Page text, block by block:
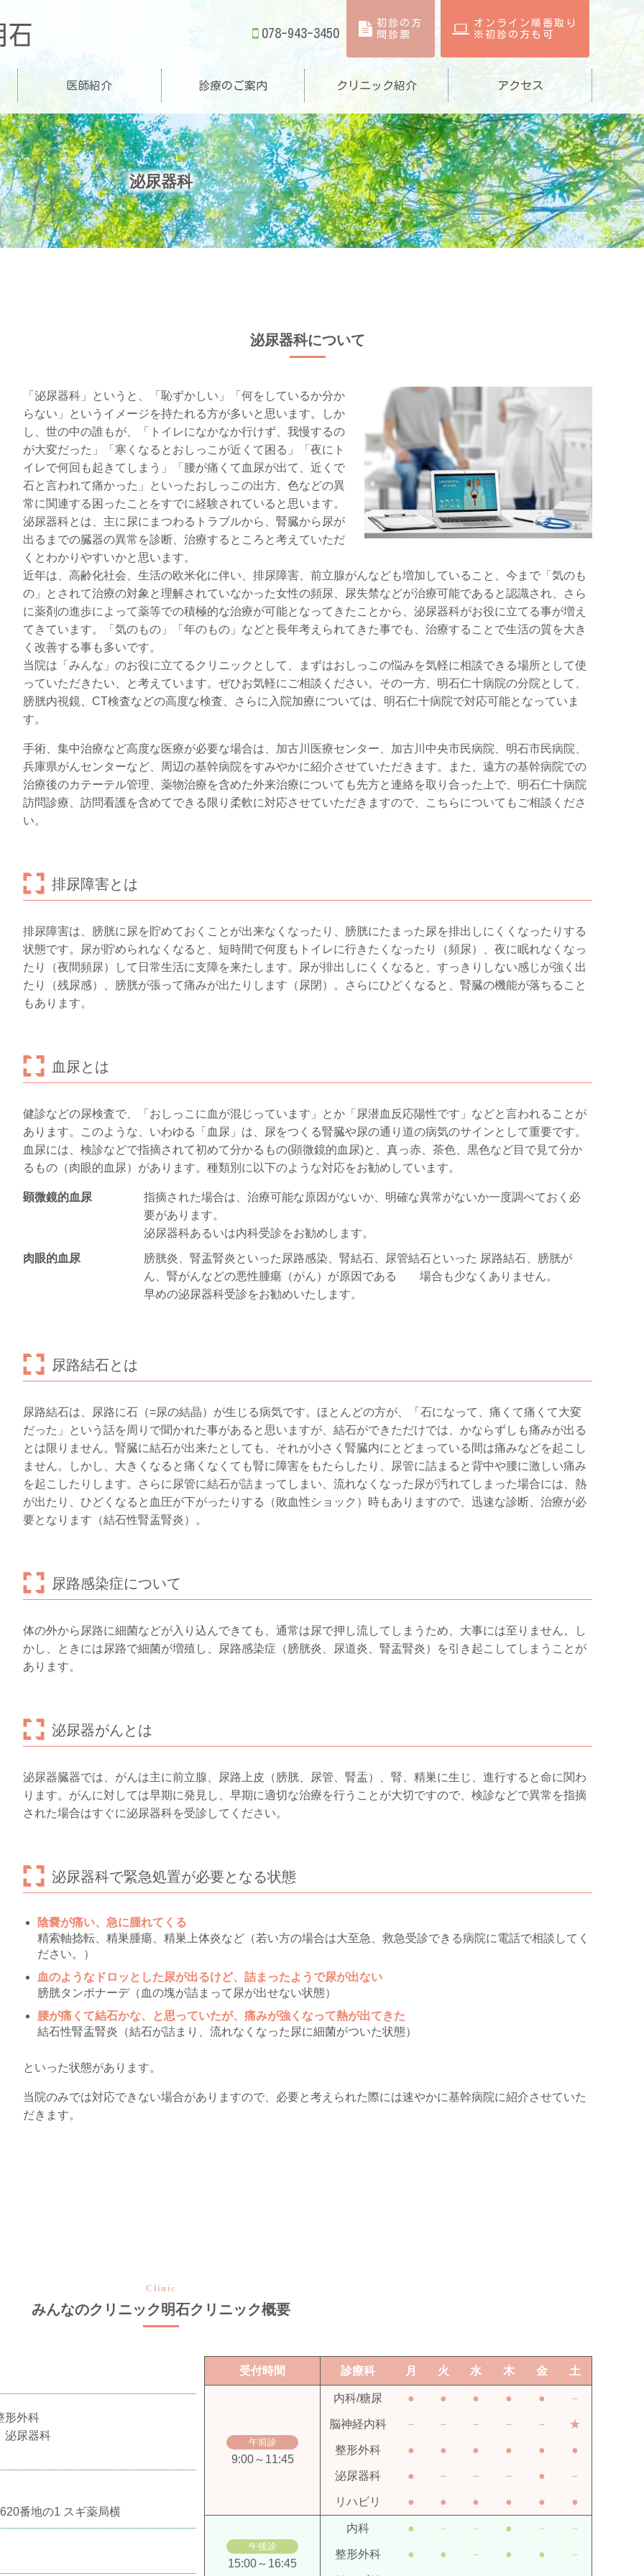
078-943-3450
初診の方
問診票
オンライン順番取り
※初診の方も可
医師紹介 診療のご案内 クリニック紹介 アクセス
泌尿器科
泌尿器科について
「泌尿器科」というと、「恥ずかしい」「何をしているか分か
らない」というイメージを持たれる方が多いと思います。しか
し、世の中の誰もが、「トイレになかなか行けず、我慢するの
が大変だった」「寒くなるとおしっこが近くて困る」「夜にト
イレで何回も起きてしまう」「腰が痛くて血尿が出て、近くで
石と言われて痛かった」といったおしっこの出方、色などの異
常に関連する困ったことをすでに経験されていると思います。
泌尿器科とは、主に尿にまつわるトラブルから、腎臓から尿が
出るまでの臓器の異常を診断、治療するところと考えていただ
くとわかりやすいかと思います。
近年は、高齢化社会、生活の欧米化に伴い、排尿障害、前立腺がんなども増加していること、今まで「気のも
の」とされて治療の対象と理解されていなかった女性の頻尿、尿失禁などが治療可能であると認識され、さら
に薬剤の進歩によって薬等での積極的な治療が可能となってきたことから、泌尿器科がお役に立てる事が増え
てきています。「気のもの」「年のもの」などと長年考えられてきた事でも、治療することで生活の質を大き
く改善する事も多いです。
当院は「みんな」のお役に立てるクリニックとして、まずはおしっこの悩みを気軽に相談できる場所として使
っていただきたい、と考えています。ぜひお気軽にご相談ください。その一方、明石仁十病院の分院として、
膀胱内視鏡、CT検査などの高度な検査、さらに入院加療については、明石仁十病院で対応可能となっていま
す。
手術、集中治療など高度な医療が必要な場合は、加古川医療センター、加古川中央市民病院、明石市民病院、
兵庫県がんセンターなど、周辺の基幹病院をすみやかに紹介させていただきます。また、遠方の基幹病院での
治療後のカテーテル管理、薬物治療を含めた外来治療についても先方と連絡を取り合った上で、明石仁十病院
訪問診療、訪問看護を含めてできる限り柔軟に対応させていただきますので、こちらについてもご相談くださ
い。
排尿障害とは
排尿障害は、膀胱に尿を貯めておくことが出来なくなったり、膀胱にたまった尿を排出しにくくなったりする
状態です。尿が貯められなくなると、短時間で何度もトイレに行きたくなったり（頻尿）、夜に眠れなくなっ
たり（夜間頻尿）して日常生活に支障を来たします。尿が排出しにくくなると、すっきりしない感じが強く出
たり（残尿感）、膀胱が張って痛みが出たりします（尿閉）。さらにひどくなると、腎臓の機能が落ちること
もあります。
血尿とは
健診などの尿検査で、「おしっこに血が混じっています」とか「尿潜血反応陽性です」などと言われることが
あります。このような、いわゆる「血尿」は、尿をつくる腎臓や尿の通り道の病気のサインとして重要です。
血尿には、検診などで指摘されて初めて分かるもの(顕微鏡的血尿)と、真っ赤、茶色、黒色など目で見て分か
るもの（肉眼的血尿）があります。種類別に以下のような対応をお勧めしています。
顕微鏡的血尿
指摘された場合は、治療可能な原因がないか、明確な異常がないか一度調べておく必
要があります。
泌尿器科あるいは内科受診をお勧めします。
肉眼的血尿
膀胱炎、腎盂腎炎といった尿路感染、腎結石、尿管結石といった 尿路結石、膀胱が
ん、腎がんなどの悪性腫瘍（がん）が原因である 場合も少なくありません。
早めの泌尿器科受診をお勧めいたします。
尿路結石とは
尿路結石は、尿路に石（=尿の結晶）が生じる病気です。ほとんどの方が、「石になって、痛くて痛くて大変
だった」という話を周りで聞かれた事があると思いますが、結石ができただけでは、かならずしも痛みが出る
とは限りません。腎臓に結石が出来たとしても、それが小さく腎臓内にとどまっている間は痛みなどを起こし
ません。しかし、大きくなると痛くなくても腎に障害をもたらしたり、尿管に詰まると背中や腰に激しい痛み
を起こしたりします。さらに尿管に結石が詰まってしまい、流れなくなった尿が汚れてしまった場合には、熱
が出たり、ひどくなると血圧が下がったりする（敗血性ショック）時もありますので、迅速な診断、治療が必
要となります（結石性腎盂腎炎）。
尿路感染症について
体の外から尿路に細菌などが入り込んできても、通常は尿で押し流してしまうため、大事には至りません。し
かし、ときには尿路で細菌が増殖し、尿路感染症（膀胱炎、尿道炎、腎盂腎炎）を引き起こしてしまうことが
あります。
泌尿器がんとは
泌尿器臓器では、がんは主に前立腺、尿路上皮（膀胱、尿管、腎盂）、腎、精巣に生じ、進行すると命に関わ
ります。がんに対しては早期に発見し、早期に適切な治療を行うことが大切ですので、検診などで異常を指摘
された場合はすぐに泌尿器科を受診してください。
泌尿器科で緊急処置が必要となる状態
陰嚢が痛い、急に腫れてくる
精索軸捻転、精巣腫瘍、精巣上体炎など（若い方の場合は大至急、救急受診できる病院に電話で相談してく
ださい。）
血のようなドロッとした尿が出るけど、詰まったようで尿が出ない
膀胱タンポナーデ（血の塊が詰まって尿が出せない状態）
腰が痛くて結石かな、と思っていたが、痛みが強くなって熱が出てきた
結石性腎盂腎炎（結石が詰まり、流れなくなった尿に細菌がついた状態）
といった状態があります。
当院のみでは対応できない場合がありますので、必要と考えられた際には速やかに基幹病院に紹介させていた
だきます。
Clinic
みんなのクリニック明石クリニック概要
外科
尿器科
番地の1 スギ薬局横
受付時間 診療科 月 火 水 木 金 土
午前診
9:00～11:45
内科/糖尿 ● ● ● ● ● －
脳神経内科 － － － － － ★
整形外科 ● ● ● ● ● ●
泌尿器科 ● － － － ● －
リハビリ ● ● ● ● ● ●
午後診
15:00～16:45
内科 ● － － ● － －
整形外科 ● ● － ● ● －